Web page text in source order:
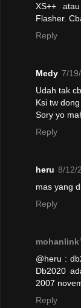
XS++
Flasher.
Reply
Medy 7/
Udah tak
Ksi tw
Sory yo
Reply
heru 8/12/
mas yang
Reply
@heru :
Db2020
2007
Reply